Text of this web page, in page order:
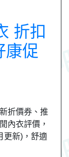
折扣
康促
折價券、推
內衣評價，
更新)，舒適